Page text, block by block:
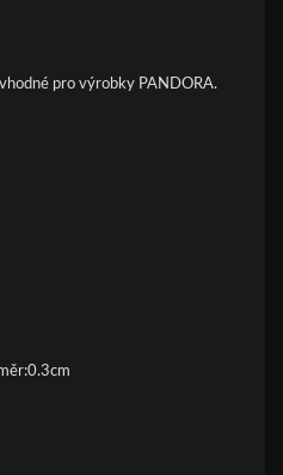
pro výrobky PANDORA.